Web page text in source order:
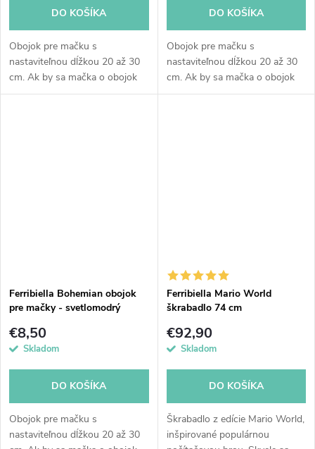
DO KOŠÍKA
Obojok pre mačku s
nastaviteľnou dĺžkou 20 až 30
cm. Ak by sa mačka o obojok
niekde zasekla, bezpečnostné
DO KOŠÍKA
Obojok pre mačku s
nastaviteľnou dĺžkou 20 až 30
cm. Ak by sa mačka o obojok
niekde zasekla, bezpečnostné
Ferribiella Bohemian obojok
pre mačky - svetlomodrý
€8,50
Skladom
DO KOŠÍKA
Obojok pre mačku s
nastaviteľnou dĺžkou 20 až 30
Ferribiella Mario World
škrabadlo 74 cm
€92,90
Skladom
DO KOŠÍKA
Škrabadlo z edície Mario World,
inšpirované populárnou